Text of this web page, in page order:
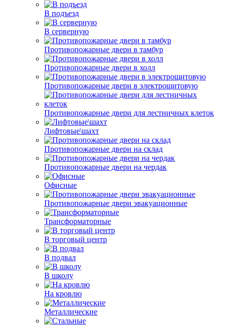
В подъезд
В серверную
Противопожарные двери в тамбур
Противопожарные двери в холл
Противопожарные двери в электрощитовую
Противопожарные двери для лестничных клеток
Лифтовые\шахт
Противопожарные двери на склад
Противопожарные двери на чердак
Офисные
Противопожарные двери эвакуационные
Трансформаторные
В торговый центр
В подвал
В школу
На кровлю
Металлические